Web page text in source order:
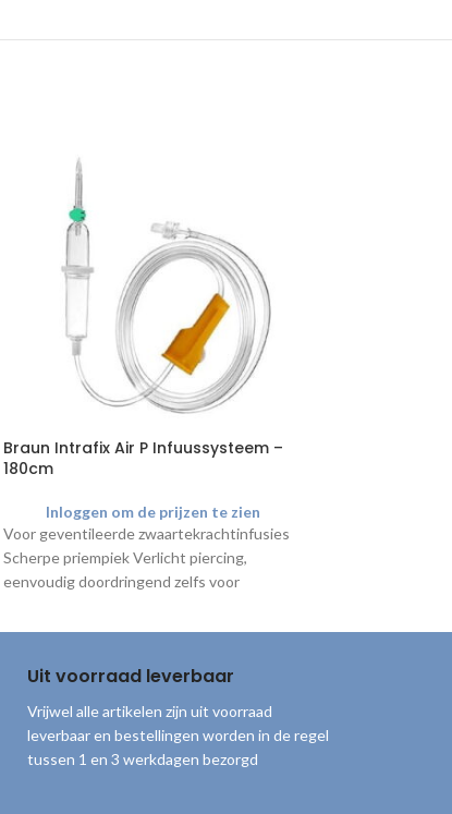
Braun Intrafix Air P Infuussysteem –
180cm
Inloggen om de prijzen te zien
Voor geventileerde zwaartekrachtinfusies
Scherpe priempiek Verlicht piercing,
eenvoudig doordringend zelfs voor
Bacterieel goed afgesloten Handige
Uit voorraad leverbaar
Vrijwel alle artikelen zijn uit voorraad
leverbaar en bestellingen worden in de regel
tussen 1 en 3 werkdagen bezorgd